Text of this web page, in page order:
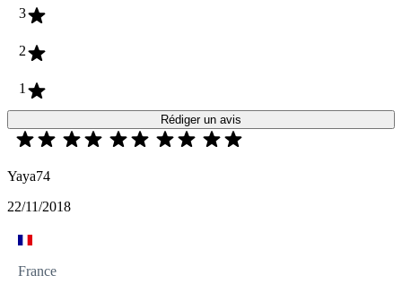
3
2
1
Rédiger un avis
Yaya74
22/11/2018
France